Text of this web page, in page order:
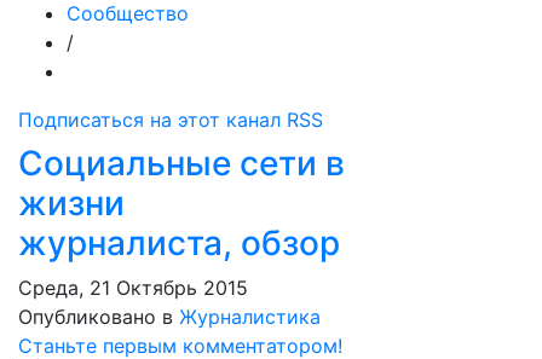
Сообщество
/
Подписаться на этот канал RSS
Социальные сети в
жизни
журналиста, обзор
Среда, 21 Октябрь 2015
Опубликовано в Журналистика
Станьте первым комментатором!